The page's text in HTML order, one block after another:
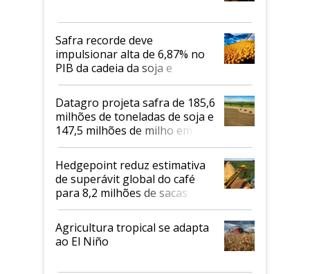
Safra recorde deve
impulsionar alta de 6,87% no
PIB da cadeia da soja e
biodiesel em 2026
Datagro projeta safra de 185,6
milhões de toneladas de soja e
147,5 milhões de milho em
2026/27
Hedgepoint reduz estimativa
de superávit global do café
para 8,2 milhões de sacas
Agricultura tropical se adapta
ao El Niño